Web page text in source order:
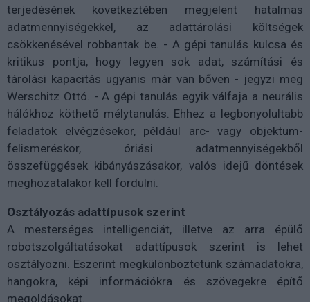
terjedésének következtében megjelent hatalmas
adatmennyiségekkel, az adattárolási költségek
csökkenésével robbantak be. - A gépi tanulás kulcsa és
kritikus pontja, hogy legyen sok adat, számítási és
tárolási kapacitás ugyanis már van bőven - jegyzi meg
Werschitz Ottó. - A gépi tanulás egyik válfaja a neurális
hálókhoz köthető mélytanulás. Ehhez a legbonyolultabb
feladatok elvégzésekor, például arc- vagy objektum-
felismeréskor, óriási adatmennyiségekből
összefüggések kibányászásakor, valós idejű döntések
meghozatalakor kell fordulni.
Osztályozás adattípusok szerint
A mesterséges intelligenciát, illetve az arra épülő
robotszolgáltatásokat adattípusok szerint is lehet
osztályozni. Eszerint megkülönböztetünk számadatokra,
hangokra, képi információkra és szövegekre építő
megoldásokat.